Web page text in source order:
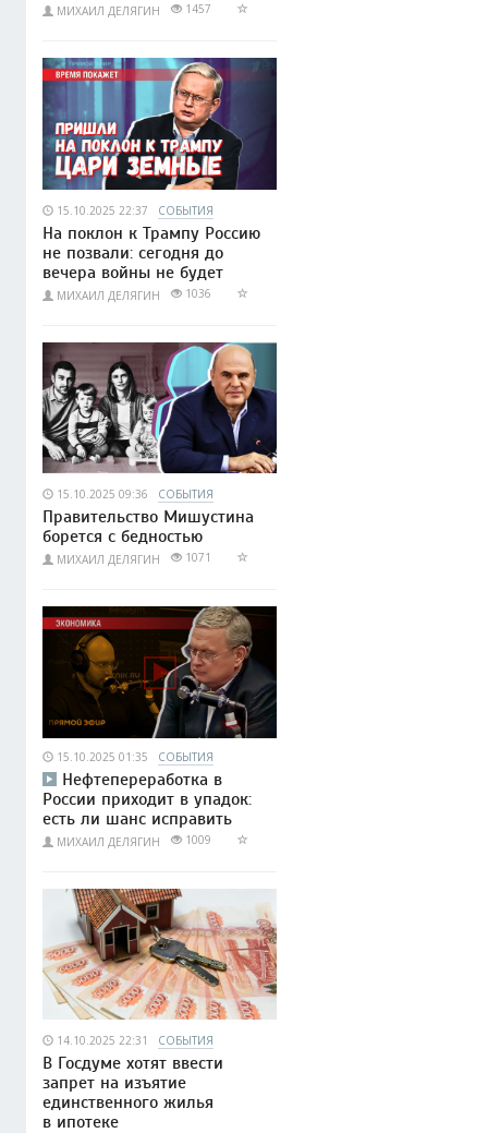
МИХАИЛ ДЕЛЯГИН 1457
15.10.2025 22:37 СОБЫТИЯ
На поклон к Трампу Россию
не позвали: сегодня до
вечера войны не будет
МИХАИЛ ДЕЛЯГИН 1036
15.10.2025 09:36 СОБЫТИЯ
Правительство Мишустина
борется с бедностью
МИХАИЛ ДЕЛЯГИН 1071
15.10.2025 01:35 СОБЫТИЯ
Нефтепереработка в
России приходит в упадок:
есть ли шанс исправить
МИХАИЛ ДЕЛЯГИН 1009
14.10.2025 22:31 СОБЫТИЯ
В Госдуме хотят ввести
запрет на изъятие
единственного жилья
в ипотеке